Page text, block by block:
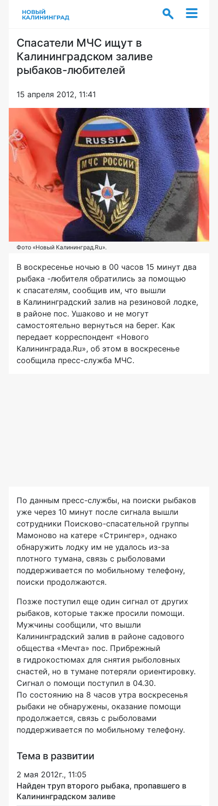
Спасатели МЧС ищут в
Калининградском заливе
рыбаков-любителей
15 апреля 2012, 11:41
Фото «Новый Калининград.Ru».
В воскресенье ночью в 00 часов 15 минут два
рыбака -любителя обратились за помощью
к спасателям, сообщив им, что вышли
в Калининградский залив на резиновой лодке,
в районе пос. Ушаково и не могут
самостоятельно вернуться на берег. Как
передает корреспондент «Нового
Калининграда.Ru», об этом в воскресенье
сообщила пресс-служба МЧС.
По данным пресс-службы, на поиски рыбаков
уже через 10 минут после сигнала вышли
сотрудники Поисково-спасательной группы
Мамоново на катере «Стрингер», однако
обнаружить лодку им не удалось из-за
плотного тумана, связь с рыболовами
поддерживается по мобильному телефону,
поиски продолжаются.
Позже поступил еще один сигнал от других
рыбаков, которые также просили помощи.
Мужчины сообщили, что вышли
Калининградский залив в районе садового
общества «Мечта» пос. Прибрежный
в гидрокостюмах для снятия рыболовных
снастей, но в тумане потеряли ориентировку.
Сигнал о помощи поступил в 04.30.
По состоянию на 8 часов утра воскресенья
рыбаки не обнаружены, оказание помощи
продолжается, связь с рыболовами
поддерживается по мобильному телефону.
Тема в развитии
2 мая 2012г., 11:05
Найден труп второго рыбака, пропавшего в
Калининградском заливе